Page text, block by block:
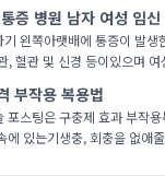
증 병원 남자 여성 임
왼쪽아랫배에 통증이 발
, 혈관 및 신경 등이있으며
부작용 복용법
포스팅은 구충제 효과 부작
에 있는기생충, 회충을 없애